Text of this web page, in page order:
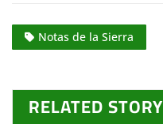
Notas de la Sierra
RELATED STORY